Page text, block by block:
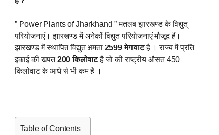
” Power Plants of Jharkhand ” मतलब झारखण्ड के विद्युत्
परियोजनाएं। झारखण्ड में अनेकों विद्युत परियोजनाएं मौजूद हैं।
झारखण्ड में स्थापित विद्युत क्षमता 2599 मेगावाटहै । राज्य में प्रति
इकाई की खपत200 किलोवाटहै जो की राष्ट्रीय औसत 450
किलोवाट के आधे से भी कम है ।
Table of Contents